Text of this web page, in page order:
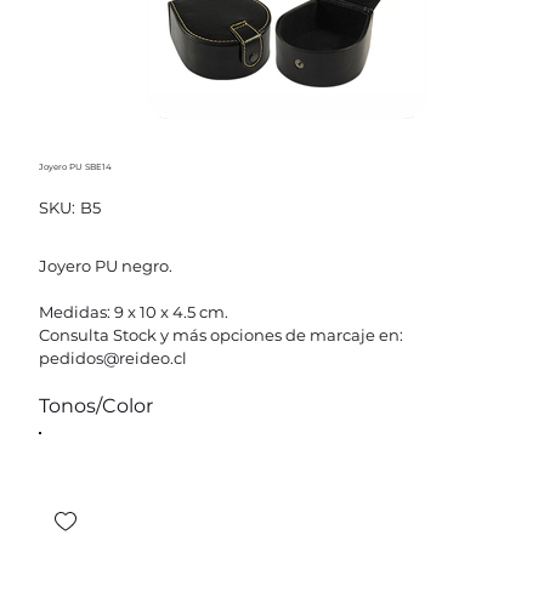
Joyero PU SBE14
SKU: SKU
B5
B5
Joyero PU negro.
Medidas: 9 x 10 x 4.5 cm.
Consulta Stock y más opciones de marcaje en:
pedidos@reideo.cl
Tonos/Color